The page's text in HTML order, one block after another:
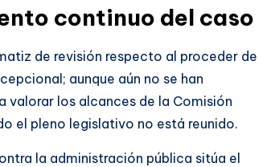
continuo del caso
de revisión respecto al proceder de
aunque aún no se han
valorar los alcances de la Comisión
el pleno legislativo no está reunido.
la administración pública sitúa el